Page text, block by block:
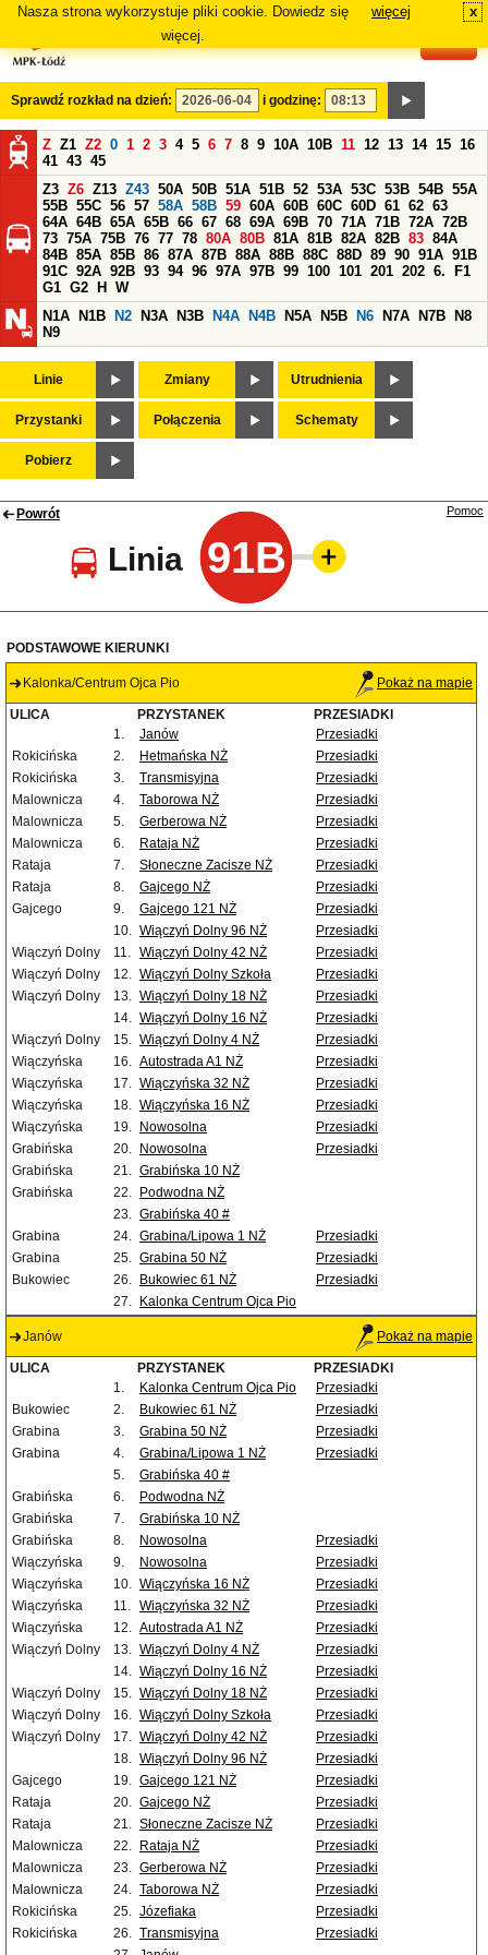
Nasza strona wykorzystuje pliki cookie. Dowiedz się
więcej.
więcej x
Sprawdź rozkład na dzień: i godzinę:
Z Z1 Z2 0 1 2 3 4 5 6 7 8 9 10A 10B 11 12 13 14 15 16
41 43 45
Z3 Z6 Z13 Z43 50A 50B 51A 51B 52 53A 53C 53B 54B 55A
55B 55C 56 57 58A 58B 59 60A 60B 60C 60D 61 62 63
64A 64B 65A 65B 66 67 68 69A 69B 70 71A 71B 72A 72B
73 75A 75B 76 77 78 80A 80B 81A 81B 82A 82B 83 84A
84B 85A 85B 86 87A 87B 88A 88B 88C 88D 89 90 91A 91B
91C 92A 92B 93 94 96 97A 97B 99 100 101 201 202 6.
F1
G1 G2 H
W
N1A
N1B N2 N3A N3B N4A N4B N5A N5B N6 N7A N7B
N8
N9
Linie Zmiany Utrudnienia
Przystanki Połączenia Schematy
Pobierz
Powrót
Linia 91B
Pomoc
PODSTAWOWE KIERUNKI
Kalonka/Centrum Ojca Pio Pokaż na mapie
ULICA PRZYSTANEK
PRZESIADKI
1.
Janów
Przesiadki
Rokicińska
2. Hetmańska NŻ
Przesiadki
Rokicińska
3. Transmisyjna
Przesiadki
Malownicza
4. Taborowa NŻ
Przesiadki
Malownicza
5. Gerberowa NŻ
Przesiadki
Malownicza
6. Rataja NŻ
Przesiadki
Rataja
7. Słoneczne Zacisze NŻ
Przesiadki
Rataja
8. Gajcego NŻ
Przesiadki
Gajcego
9. Gajcego 121 NŻ
Przesiadki
10. Wiączyń Dolny 96 NŻ
Przesiadki
Wiączyń Dolny
11. Wiączyń Dolny 42 NŻ
Przesiadki
Wiączyń Dolny
12. Wiączyń Dolny Szkoła
Przesiadki
Wiączyń Dolny
13. Wiączyń Dolny 18 NŻ
Przesiadki
14. Wiączyń Dolny 16 NŻ
Przesiadki
Wiączyń Dolny
15. Wiączyń Dolny 4 NŻ
Przesiadki
Wiączyńska
16. Autostrada A1 NŻ
Przesiadki
Wiączyńska
17. Wiączyńska 32 NŻ
Przesiadki
Wiączyńska
18. Wiączyńska 16 NŻ
Przesiadki
Wiączyńska
19. Nowosolna
Przesiadki
Grabińska
20. Nowosolna
Przesiadki
Grabińska
21. Grabińska 10 NŻ
Grabińska
22.
Podwodna NŻ
23. Grabińska 40 #
Grabina
24. Grabina/Lipowa 1 NŻ
Przesiadki
Grabina
25. Grabina 50 NŻ
Przesiadki
Bukowiec
26. Bukowiec 61 NŻ
Przesiadki
27.
Kalonka Centrum Ojca Pio
Janów Pokaż na mapie
ULICA PRZYSTANEK
PRZESIADKI
1.
Kalonka Centrum Ojca Pio
Przesiadki
Bukowiec
2. Bukowiec 61 NŻ
Przesiadki
Grabina
3. Grabina 50 NŻ
Przesiadki
Grabina
4. Grabina/Lipowa 1 NŻ
Przesiadki
5.
Grabińska 40 #
Grabińska
6.
Podwodna NŻ
Grabińska
7.
Grabińska 10 NŻ
Grabińska
8. Nowosolna
Przesiadki
Wiączyńska
9. Nowosolna
Przesiadki
Wiączyńska
10. Wiączyńska 16 NŻ
Przesiadki
Wiączyńska
11. Wiączyńska 32 NŻ
Przesiadki
Wiączyńska
12. Autostrada A1 NŻ
Przesiadki
Wiączyń Dolny
13. Wiączyń Dolny 4 NŻ
Przesiadki
14. Wiączyń Dolny 16 NŻ
Przesiadki
Wiączyń Dolny
15. Wiączyń Dolny 18 NŻ
Przesiadki
Wiączyń Dolny
16. Wiączyń Dolny Szkoła
Przesiadki
Wiączyń Dolny
17. Wiączyń Dolny 42 NŻ
Przesiadki
18. Wiączyń Dolny 96 NŻ
Przesiadki
Gajcego
19. Gajcego 121 NŻ
Przesiadki
Rataja
20. Gajcego NŻ
Przesiadki
Rataja
21. Słoneczne Zacisze NŻ
Przesiadki
Malownicza
22. Rataja NŻ
Przesiadki
Malownicza
23. Gerberowa NŻ
Przesiadki
Malownicza
24. Taborowa NŻ
Przesiadki
Rokicińska
25. Józefiaka
Przesiadki
Rokicińska
26. Transmisyjna
Przesiadki